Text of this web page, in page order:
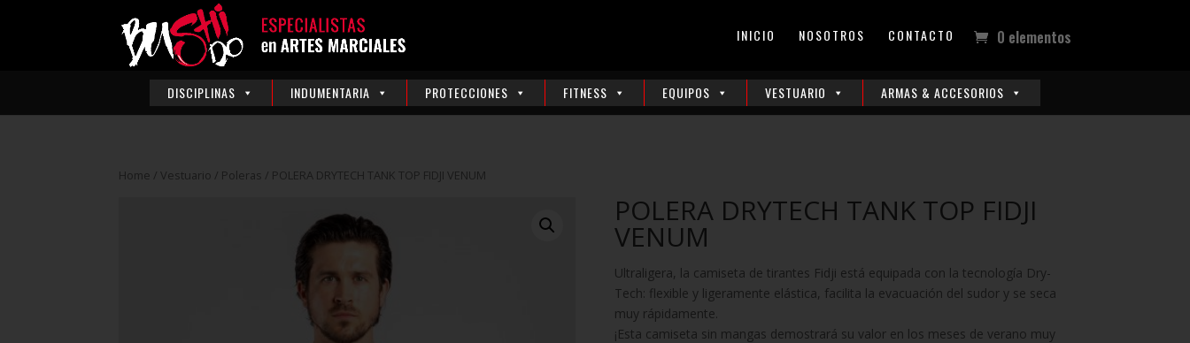
INICIO NOSOTROS CONTACTO 0 elementos
DISCIPLINAS INDUMENTARIA PROTECCIONES FITNESS EQUIPOS VESTUARIO ARMAS & ACCESORIOS
Home / Vestuario / Poleras / POLERA DRYTECH TANK TOP FIDJI VENUM
POLERA DRYTECH TANK TOP FIDJI
VENUM
Ultraligera, la camiseta de tirantes Fidji está equipada con la tecnología Dry-
Tech: flexible y ligeramente elástica, facilita la evacuación del sudor y se seca
muy rápidamente.
¡Esta camiseta sin mangas demostrará su valor en los meses de verano muy